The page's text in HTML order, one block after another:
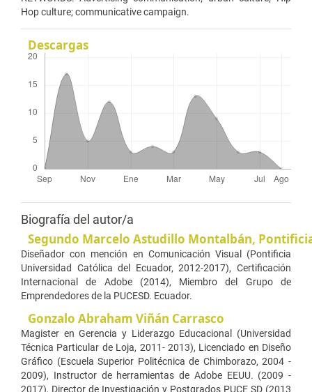
Hop culture; communicative campaign.
Descargas
Biografía del autor/a
Segundo Marcelo Astudillo Montalbán,
Diseñador con mención en Comunicación Visual (Pontificia
Universidad Católica del Ecuador, 2012-2017), Certificación
Internacional de Adobe (2014), Miembro del Grupo de
Emprendedores de la PUCESD. Ecuador.
Gonzalo Abraham Viñán Carrasco
Magister en Gerencia y Liderazgo Educacional (Universidad
Técnica Particular de Loja, 2011- 2013), Licenciado en Diseño
Gráfico (Escuela Superior Politécnica de Chimborazo, 2004 -
2009), Instructor de herramientas de Adobe EEUU. (2009 -
2017), Director de Investigación y Postgrados PUCE SD (2013